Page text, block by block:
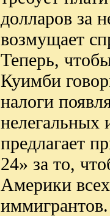
долларов за
возмущает
Теперь,
Куимби
налоги
нелегальных
предлагает
24» за то,
Америки
иммигрантов.